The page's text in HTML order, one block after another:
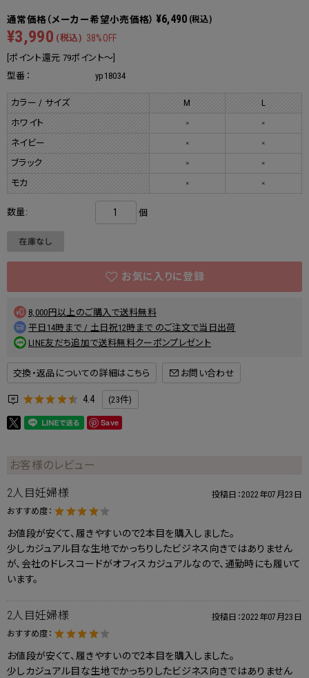
¥6,490 (税込)
¥3,990 (税込) 38%OFF
[ポイント還元 79ポイント～]
型番：
yp18034
カラー / サイズ M
L
ホワイト
× ×
ネイビー × ×
ブラック × ×
モカ × ×
数量: 個
8,000円以上のご購入で送料無料
平日14時まで / 土日祝12時まで のご注文で当日出荷
LINE友だち追加で送料無料クーポンプレゼント
交換・返品についての詳細はこちら
4.4 (23件)
Save
お客様のレビュー
2人目妊婦様 投稿日：2022年07月23日
おすすめ度：
お値段が安くて、履きやすいので2本目を購入しました。
少しカジュアル目な生地でかっちりしたビジネス向きではありません
が、会社のドレスコードがオフィスカジュアルなので、通勤時にも履いて
います。
2人目妊婦様 投稿日：2022年07月23日
おすすめ度：
お値段が安くて、履きやすいので2本目を購入しました。
少しカジュアル目な生地でかっちりしたビジネス向きではありません